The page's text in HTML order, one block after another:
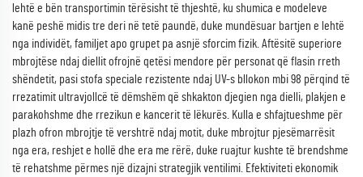
lehtë e bën transportimin tërësisht të thjeshtë, ku shumica e modeleve
kanë peshë midis tre deri në tetë paundë, duke mundësuar bartjen e lehtë
nga individët, familjet apo grupet pa asnjë sforcim fizik. Aftësitë superiore
mbrojtëse ndaj diellit ofrojnë qetësi mendore për personat që flasin rreth
shëndetit, pasi stofa speciale rezistente ndaj UV-s bllokon mbi 98 përqind të
rrezatimit ultravjollcë të dëmshëm që shkakton djegien nga dielli, plakjen e
parakohshme dhe rrezikun e kancerit të lëkurës. Kulla e shfajtueshme për
plazh ofron mbrojtje të vershtrë ndaj motit, duke mbrojtur pjesëmarrësit
nga era, reshjet e hollë dhe era me rërë, duke ruajtur kushte të brendshme
të rehatshme përmes një dizajni strategjik ventilimi. Efektiviteti ekonomik